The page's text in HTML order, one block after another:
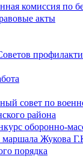
комиссия по
акты
совет по
района
оборонно-
маршала Жукова
порядка